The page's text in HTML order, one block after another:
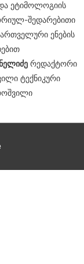
ეტიმოლოგიის
შედარებითი
ენების
რედაქტორი
ტექნიკური